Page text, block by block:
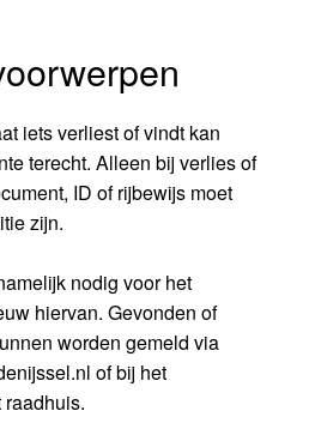
iets verliest of vindt kan
terecht. Alleen bij verlies of
ID of rijbewijs moet
zijn.
nodig voor het
hiervan. Gevonden of
worden gemeld via
of bij het